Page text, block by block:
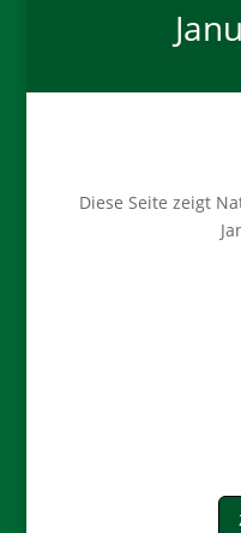
Diese Seite zeigt